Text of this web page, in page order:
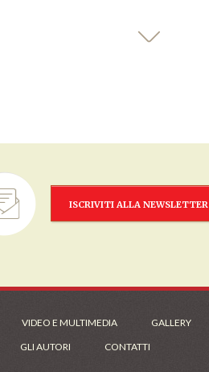
ISCRIVITI ALLA NEWSLETTER
VIDEO E MULTIMEDIA
GALLERY
GLI AUTORI CONTATTI